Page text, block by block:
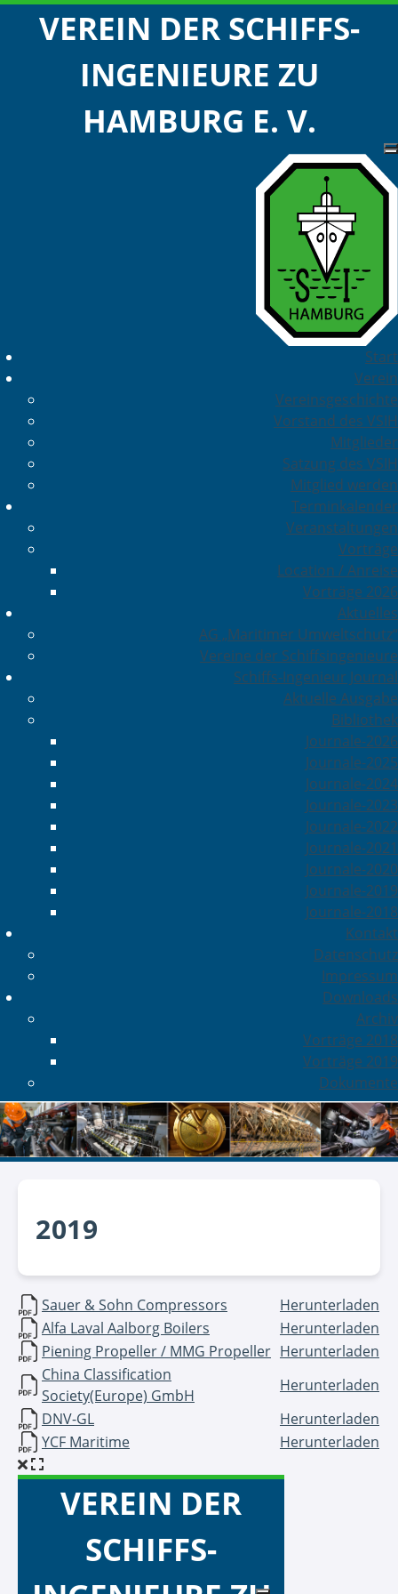
VEREIN DER SCHIFFS-
INGENIEURE ZU
HAMBURG E. V.
Start
Verein
Vereinsgeschichte
Vorstand des VSIH
Mitglieder
Satzung des VSIH
Mitglied werden
Terminkalender
Veranstaltungen
Vorträge
Location / Anreise
Vorträge 2026
Aktuelles
AG „Maritimer Umweltschutz“
Vereine der Schiffsingenieure
Schiffs-Ingenieur Journal
Aktuelle Ausgabe
Bibliothek
Journale-2026
Journale-2025
Journale-2024
Journale-2023
Journale-2022
Journale-2021
Journale-2020
Journale-2019
Journale-2018
Kontakt
Datenschutz
Impressum
Downloads
Archiv
Vorträge 2018
Vorträge 2019
Dokumente
2019
Titel
Herunterladen
Sauer & Sohn Compressors
Herunterladen
Alfa Laval Aalborg Boilers
Herunterladen
Piening Propeller / MMG Propeller Herunterladen
China Classification
Society(Europe) GmbH
Herunterladen
DNV-GL
Herunterladen
YCF Maritime
Herunterladen